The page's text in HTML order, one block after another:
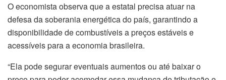
O economista observa que a estatal precisa atuar na
defesa da soberania energética do país, garantindo a
disponibilidade de combustíveis a preços estáveis e
acessíveis para a economia brasileira.
“Ela pode segurar eventuais aumentos ou até baixar o